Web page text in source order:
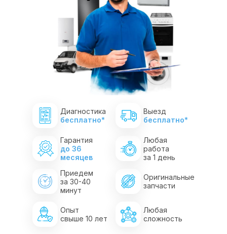
Оригинальные
запчасти
Любая
сложность
Приедем
за 30-40
минут
Опыт
свыше 10 лет
Любая
работа
за 1 день
Гарантия
до 36
месяцев
Выезд
бесплатно*
Диагностика
бесплатно*